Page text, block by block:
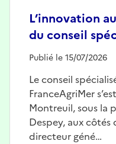
L’innovation
du conseil
Publié le 15/07/2026
Le conseil
FranceAgriMer
Montreuil, sous la
Despey, aux
directeur géné…